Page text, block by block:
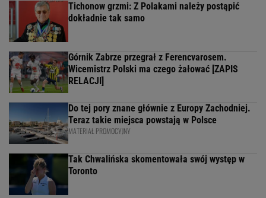
Tichonow grzmi: Z Polakami należy postąpić
dokładnie tak samo
Górnik Zabrze przegrał z Ferencvarosem.
Wicemistrz Polski ma czego żałować [ZAPIS
RELACJI]
Do tej pory znane głównie z Europy Zachodniej.
Teraz takie miejsca powstają w Polsce
MATERIAŁ PROMOCYJNY
Tak Chwalińska skomentowała swój występ w
Toronto